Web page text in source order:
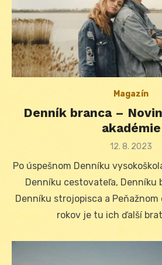
Magazín
Denník branca –
akadémie
Posted
12. 8. 2023
Po úspešnom Denníku
Denníku cestovateľa, Denníku
Denníku strojopisca a
rokov je tu ich ďalší